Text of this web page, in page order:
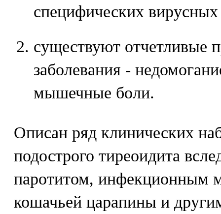
специфических
существуют отчетливые
заболевания -
мышечные боли.
Описан ряд клинических
подострого тиреоидита
паротитом, инфекционным
кошачьей царапины и